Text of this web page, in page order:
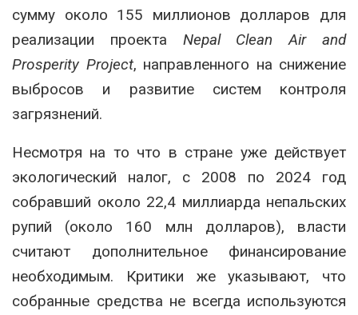
сумму около 155 миллионов долларов для
реализации проекта Nepal Clean Air and
Prosperity Project, направленного на снижение
выбросов и развитие систем контроля
загрязнений.
Несмотря на то что в стране уже действует
экологический налог, с 2008 по 2024 год
собравший около 22,4 миллиарда непальских
рупий (около 160 млн долларов), власти
считают дополнительное финансирование
необходимым. Критики же указывают, что
собранные средства не всегда используются